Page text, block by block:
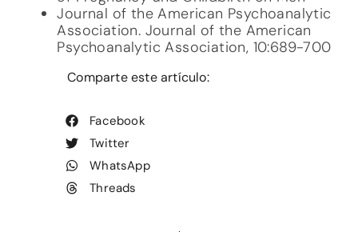
Journal of the American Psychoanalytic
Association. Journal of the American
Psychoanalytic Association, 10:689-700
Comparte este artículo:
Facebook
Twitter
WhatsApp
Threads